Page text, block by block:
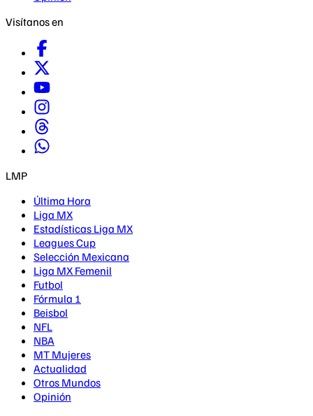
Visítanos en
LMP
Última Hora
Liga MX
Estadísticas Liga MX
Leagues Cup
Selección Mexicana
Liga MX Femenil
Futbol
Fórmula 1
Beisbol
NFL
NBA
MT Mujeres
Actualidad
Otros Mundos
Opinión